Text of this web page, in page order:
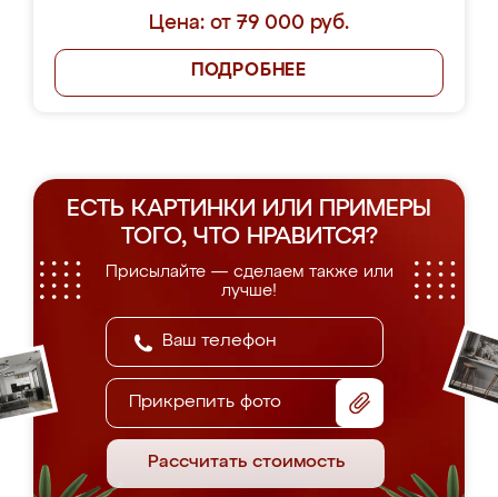
Цена: от 79 000 руб.
ПОДРОБНЕЕ
ЕСТЬ КАРТИНКИ ИЛИ ПРИМЕРЫ
ТОГО, ЧТО НРАВИТСЯ?
Присылайте — сделаем также или
лучше!
Прикрепить фото
Рассчитать стоимость